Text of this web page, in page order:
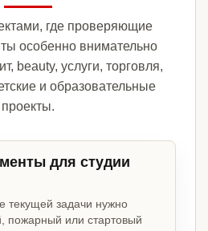
где проверяющие
особенно внимательно
beauty, услуги, торговля,
и образовательные
проекты.
для студии
текущей задачи нужно
пожарный или стартовый